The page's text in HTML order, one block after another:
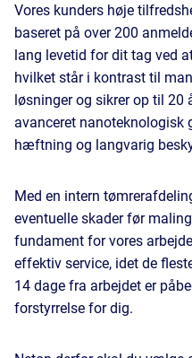
Vores kunders høje
baseret på over 200
lang levetid for dit tag ved
hvilket står i kontrast til
løsninger og sikrer op til 20
avanceret nanoteknologisk
hæftning og langvarig
Med en intern
eventuelle skader før
fundament for vores
effektiv service, idet de
14 dage fra arbejdet er
forstyrrelse for dig.